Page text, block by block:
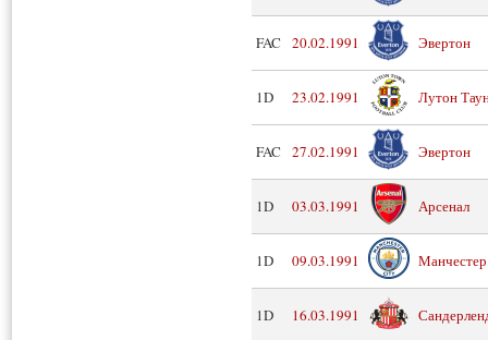
FAC 20.02.1991 Эвертон
1D 23.02.1991 Лутон
FAC 27.02.1991 Эвертон
1D 03.03.1991 Арсенал
1D 09.03.1991
1D 16.03.1991